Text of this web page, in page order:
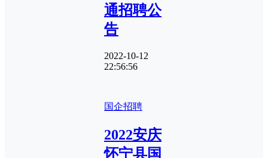
通招聘公
告
2022-10-12
22:56:56
国企招聘
2022安庆
怀宁县国